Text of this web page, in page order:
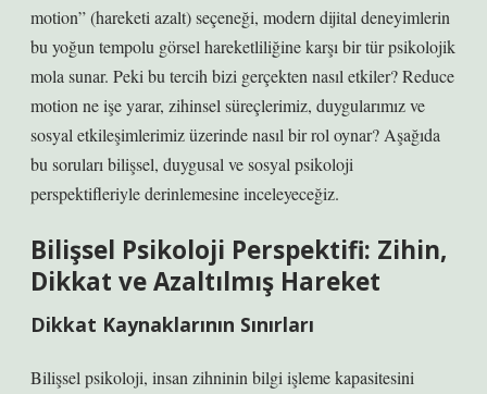
motion” (hareketi azalt) seçeneği, modern dijital deneyimlerin
bu yoğun tempolu görsel hareketliliğine karşı bir tür psikolojik
mola sunar. Peki bu tercih bizi gerçekten nasıl etkiler? Reduce
motion ne işe yarar, zihinsel süreçlerimiz, duygularımız ve
sosyal etkileşimlerimiz üzerinde nasıl bir rol oynar? Aşağıda
bu soruları bilişsel, duygusal ve sosyal psikoloji
perspektifleriyle derinlemesine inceleyeceğiz.
Bilişsel Psikoloji Perspektifi: Zihin,
Dikkat ve Azaltılmış Hareket
Dikkat Kaynaklarının Sınırları
Bilişsel psikoloji, insan zihninin bilgi işleme kapasitesini